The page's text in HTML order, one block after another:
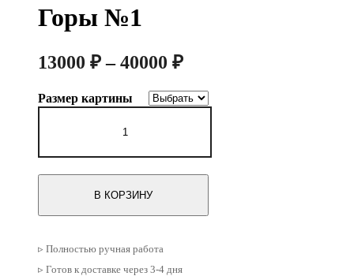
Горы №1
13000 ₽ – 40000 ₽Диапазон
13000 ₽
40000 ₽
Размер картины
товара
на
Горы
№1
В КОРЗИНУ
▹ Полностью ручная работа
▹ Готов к доставке через 3-4 дня